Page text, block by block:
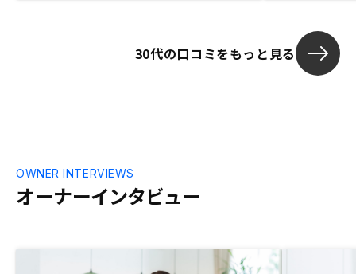
30代の口コミをもっと見る
オーナーインタビュー
OWNER INTERVIEWS